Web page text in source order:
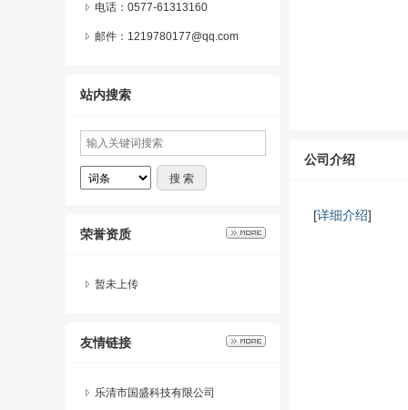
电话：0577-61313160
邮件：1219780177@qq.com
站内搜索
荣誉资质
暂未上传
友情链接
乐清市国盛科技有限公司
公司介绍
[详细介绍]